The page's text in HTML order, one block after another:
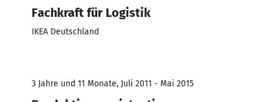
Fachkraft für Logistik
IKEA Deutschland
3 Jahre und 11 Monate, Juli 2011 - Mai 2015